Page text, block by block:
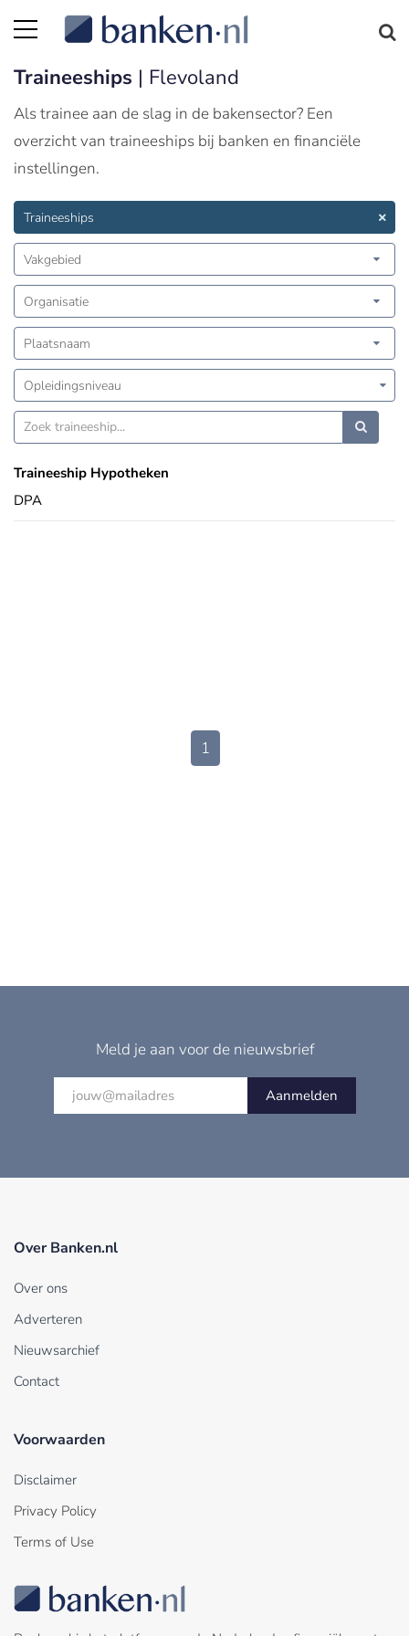
Traineeships | Flevoland
Als trainee aan de slag in de bakensector? Een
overzicht van traineeships bij banken en financiële
instellingen.
Traineeships
Vakgebied
Organisatie
Plaatsnaam
Opleidingsniveau
Traineeship Hypotheken
DPA
1
Meld je aan voor de nieuwsbrief
Aanmelden
Over Banken.nl
Over ons
Adverteren
Nieuwsarchief
Contact
Voorwaarden
Disclaimer
Privacy Policy
Terms of Use